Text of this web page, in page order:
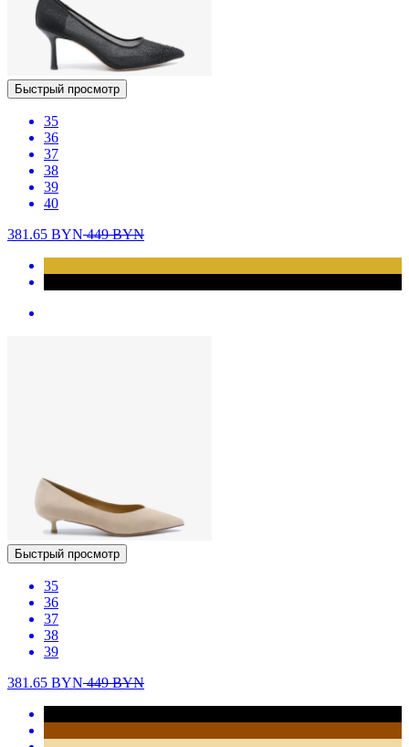
Быстрый просмотр
35
36
37
38
39
40
381.65 BYN449BYN
Быстрый просмотр
35
36
37
38
39
381.65 BYN449BYN